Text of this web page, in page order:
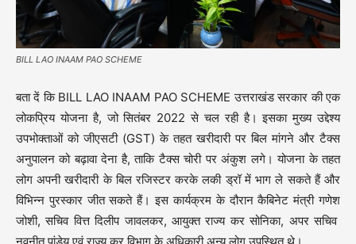
BILL LAO INAAM PAO SCHEME
बता दें कि BILL LAO INAAM PAO SCHEME उत्तराखंड सरकार की एक
लोकप्रिय योजना है, जो सितंबर 2022 से चल रही है। इसका मुख्य उद्देश्य
उपभोक्ताओं को जीएसटी (GST) के तहत खरीदारी पर बिल मांगने और टैक्स
अनुपालन को बढ़ावा देना है, ताकि टैक्स चोरी पर अंकुश लगे। योजना के तहत
लोग अपनी खरीदारी के बिल रजिस्टर करके लकी ड्रॉ में भाग ले सकते हैं और
विभिन्न पुरस्कार जीत सकते हैं। इस कार्यक्रम के दौरान कैबिनेट मंत्री गणेश
जोशी, सचिव वित्त दिलीप जावलकर, आयुक्त राज्य कर सोनिका, अपर सचिव